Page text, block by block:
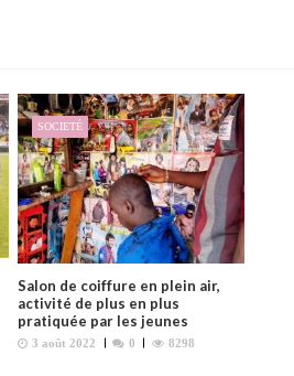
SOCIETÉ
Salon de coiffure en plein air,
activité de plus en plus
pratiquée par les jeunes
3 août 2022 0 8298